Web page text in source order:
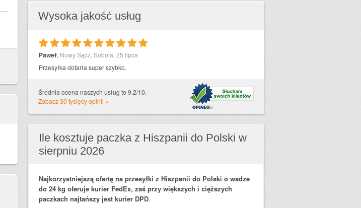
Wysoka jakość usług
10
Paweł, Nowy Sącz, Sobota, 25 lipca
Przesyłka dotarła super szybko.
Średnia ocena naszych usług to 9.2/10.
Zobacz 30 tysięcy opinii »
Ile kosztuje paczka z Hiszpanii do Polski w
sierpniu 2026
Najkorzystniejszą ofertę na przesyłki z Hiszpanii do Polski o wadze
do 24 kg oferuje kurier FedEx, zaś przy większych i cięższych
paczkach najtańszy jest kurier DPD.